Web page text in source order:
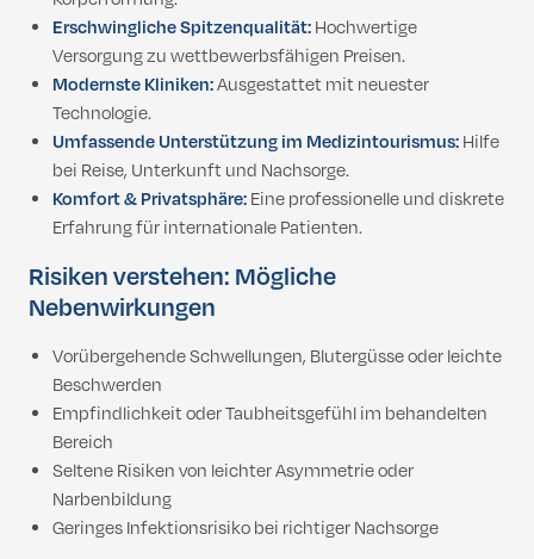
Erschwingliche Spitzenqualität:Hochwertige
Versorgung zu wettbewerbsfähigen Preisen.
Modernste Kliniken:Ausgestattet mit neuester
Technologie.
Umfassende Unterstützung im Medizintourismus:Hilfe
bei Reise, Unterkunft und Nachsorge.
Komfort & Privatsphäre:Eine professionelle und diskrete
Erfahrung für internationale Patienten.
Risiken verstehen: Mögliche
Nebenwirkungen
Vorübergehende Schwellungen, Blutergüsse oder leichte
Beschwerden
Empfindlichkeit oder Taubheitsgefühl im behandelten
Bereich
Seltene Risiken von leichter Asymmetrie oder
Narbenbildung
Geringes Infektionsrisiko bei richtiger Nachsorge